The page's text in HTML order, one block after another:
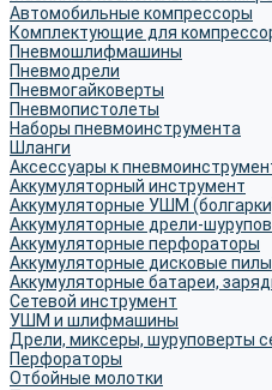
Автомобильные компрессоры
Комплектующие для
Пневмошлифмашины
Пневмодрели
Пневмогайковерты
Пневмопистолеты
Наборы пневмоинструмента
Шланги
Аксессуары к
Аккумуляторный инструмент
Аккумуляторные УШМ
Аккумуляторные дрели-
Аккумуляторные перфораторы
Аккумуляторные дисковые пилы
Аккумуляторные батареи,
Сетевой инструмент
УШМ и шлифмашины
Дрели, миксеры, шуруповерты
Перфораторы
Отбойные молотки